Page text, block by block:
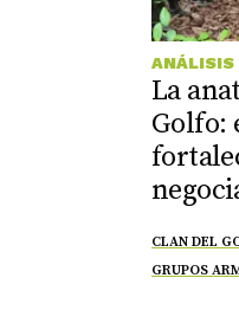
ANÁLISIS
La
Golfo:
CLAN DEL
GRUPOS